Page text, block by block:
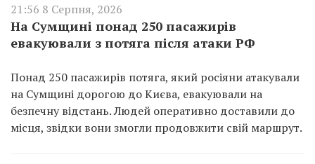
21:56 8 Серпня, 2026
На Сумщині понад 250 пасажирів
евакуювали з потяга після атаки РФ
Понад 250 пасажирів потяга, який росіяни атакували
на Сумщині дорогою до Києва, евакуювали на
безпечну відстань. Людей оперативно доставили до
місця, звідки вони змогли продовжити свій маршрут.